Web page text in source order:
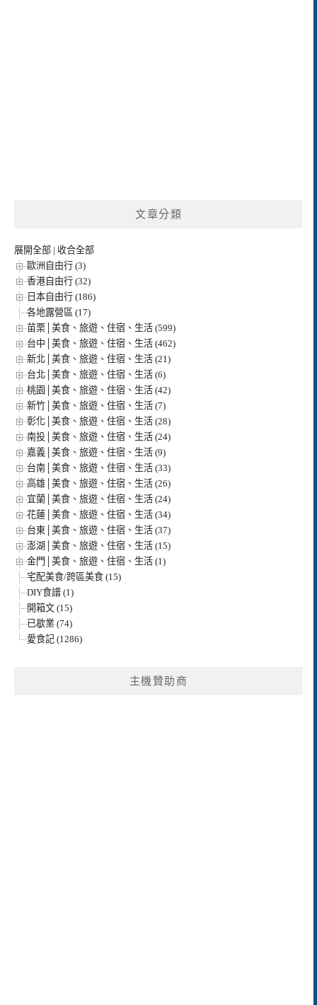
文章分類
展開全部 | 收合全部
歐洲自由行 (3)
香港自由行 (32)
日本自由行 (186)
各地露營區 (17)
苗栗│美食、旅遊、住宿、生活 (599)
台中│美食、旅遊、住宿、生活 (462)
新北│美食、旅遊、住宿、生活 (21)
台北│美食、旅遊、住宿、生活 (6)
桃園│美食、旅遊、住宿、生活 (42)
新竹│美食、旅遊、住宿、生活 (7)
彰化│美食、旅遊、住宿、生活 (28)
南投│美食、旅遊、住宿、生活 (24)
嘉義│美食、旅遊、住宿、生活 (9)
台南│美食、旅遊、住宿、生活 (33)
高雄│美食、旅遊、住宿、生活 (26)
宜蘭│美食、旅遊、住宿、生活 (24)
花蓮│美食、旅遊、住宿、生活 (34)
台東│美食、旅遊、住宿、生活 (37)
澎湖│美食、旅遊、住宿、生活 (15)
金門│美食、旅遊、住宿、生活 (1)
宅配美食/跨區美食 (15)
DIY食譜 (1)
開箱文 (15)
已歇業 (74)
愛食記 (1286)
主機贊助商